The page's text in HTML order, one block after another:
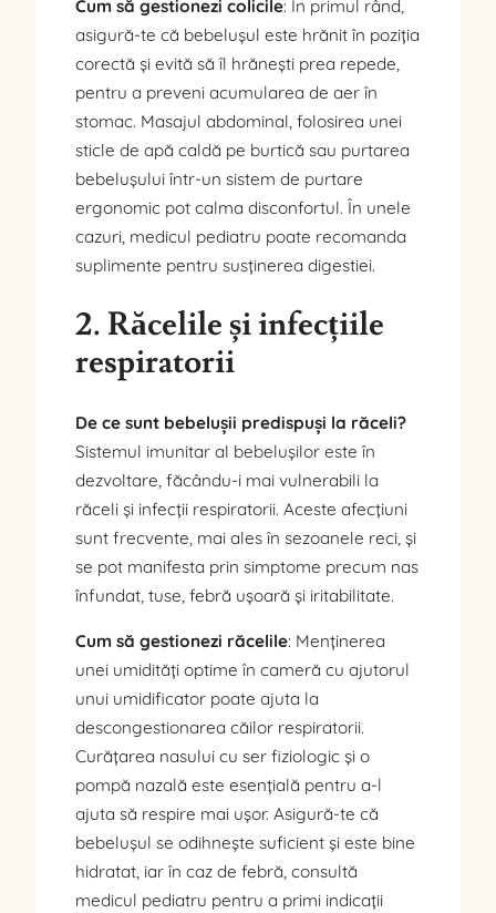
Cum să gestionezi colicile: În primul rând,
asigură-te că bebelușul este hrănit în poziția
corectă și evită să îl hrănești prea repede,
pentru a preveni acumularea de aer în
stomac. Masajul abdominal, folosirea unei
sticle de apă caldă pe burtică sau purtarea
bebelușului într-un sistem de purtare
ergonomic pot calma disconfortul. În unele
cazuri, medicul pediatru poate recomanda
suplimente pentru susținerea digestiei.
2. Răcelile și infecțiile
respiratorii
De ce sunt bebelușii predispuși la răceli?
Sistemul imunitar al bebelușilor este în
dezvoltare, făcându-i mai vulnerabili la
răceli și infecții respiratorii. Aceste afecțiuni
sunt frecvente, mai ales în sezoanele reci, și
se pot manifesta prin simptome precum nas
înfundat, tuse, febră ușoară și iritabilitate.
Cum să gestionezi răcelile: Menținerea
unei umidități optime în cameră cu ajutorul
unui umidificator poate ajuta la
descongestionarea căilor respiratorii.
Curățarea nasului cu ser fiziologic și o
pompă nazală este esențială pentru a-l
ajuta să respire mai ușor. Asigură-te că
bebelușul se odihnește suficient și este bine
hidratat, iar în caz de febră, consultă
medicul pediatru pentru a primi indicații